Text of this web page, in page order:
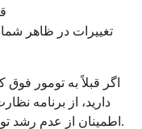
تغییرات در ظاهر
اگر قبلاً به تومور
دارید، از برنامه
اطمینان از عدم رشد تومور یا شروع به تولید هورمون کمک می‌کند.